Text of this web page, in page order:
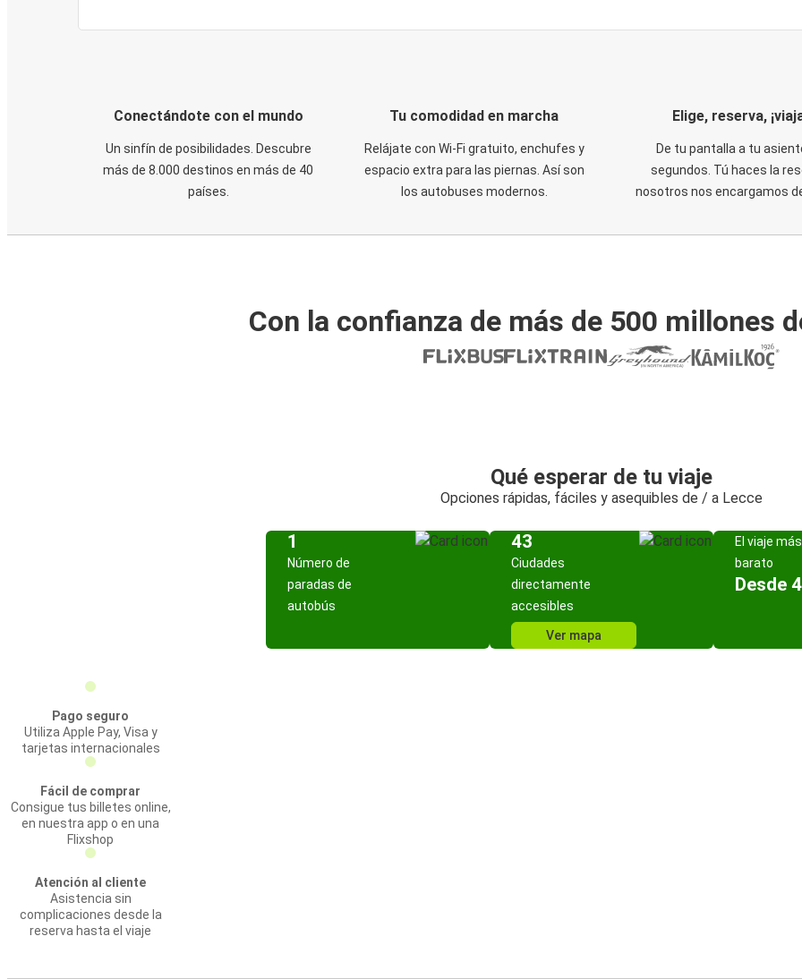
Conectándote con el mundo
Un sinfín de posibilidades. Descubre
más de 8.000 destinos en más de 40
países.
Tu comodidad en marcha
Relájate con Wi-Fi gratuito, enchufes y
espacio extra para las piernas. Así son
los autobuses modernos.
Elige, reserva,
De tu pantalla a tu
segundos. Tú haces la
nosotros nos encargamos
Con la confianza de más de 500 millones
Qué esperar de tu viaje
Opciones rápidas, fáciles y asequibles de / a Lecce
1
Número de
paradas de
autobús
43
Ciudades
directamente
accesibles
Ver mapa
El viaje más
barato
Desde
Pago seguro
Utiliza Apple Pay, Visa y
tarjetas internacionales
Fácil de comprar
Consigue tus billetes online,
en nuestra app o en una
Flixshop
Atención al cliente
Asistencia sin
complicaciones desde la
reserva hasta el viaje